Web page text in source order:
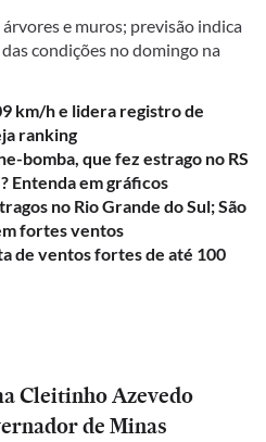
e muros; previsão indica
condições no domingo na
km/h e lidera registro de
ranking
bomba, que fez estrago no RS
Entenda em gráficos
no Rio Grande do Sul; São
fortes ventos
de ventos fortes de até 100
Cleitinho Azevedo
de Minas